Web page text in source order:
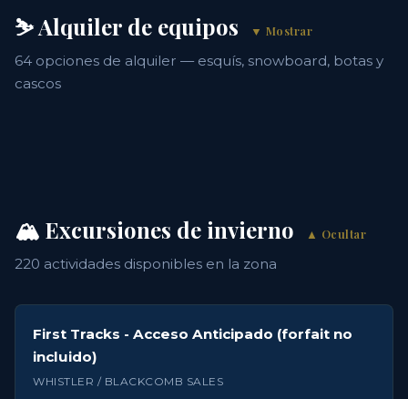
⛷️ Alquiler de equipos ▼ Mostrar
64 opciones de alquiler — esquís, snowboard, botas y
cascos
🏔️ Excursiones de invierno ▲ Ocultar
220 actividades disponibles en la zona
First Tracks - Acceso Anticipado (forfait no
incluido)
WHISTLER / BLACKCOMB SALES